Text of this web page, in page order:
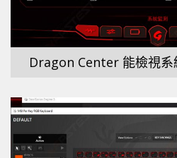
Dragon Center 能檢視系